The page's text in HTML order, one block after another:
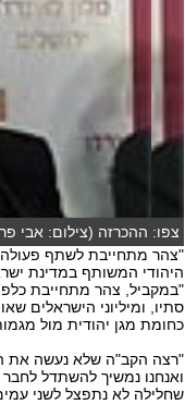
צפו: ההכרזה (צילום: אבי
"צהר מתחייבת לשתף פעולה
היהודי המשותף במדינת
"במקביל, צהר מתחייבת
סתיו, ומיליוני הישראלים
כחומת מגן יהודית מול
"רצה הקב"ה שלא נעשה את
ואנחנו נמשיך להשתדל
שחלילה לא נתפצל לשני